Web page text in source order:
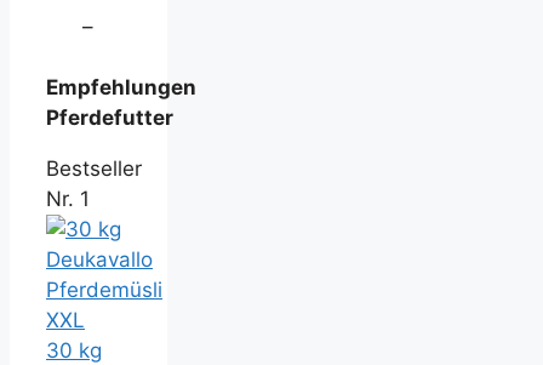
–
Empfehlungen
Pferdefutter
Bestseller
Nr. 1
30 kg